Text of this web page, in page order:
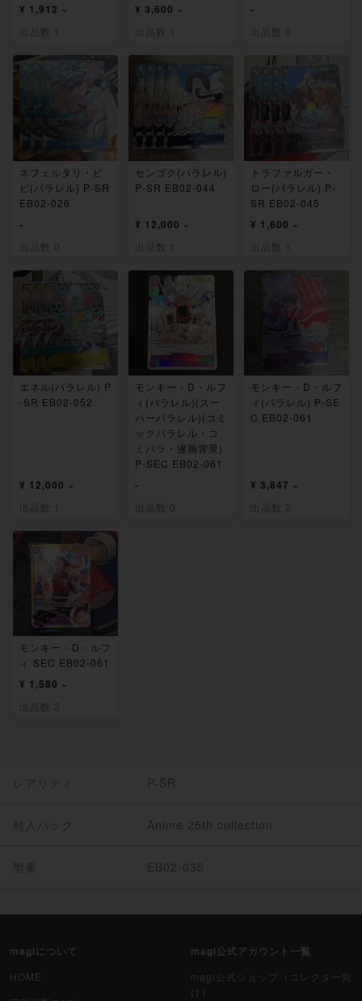
¥ 1,912 ~
出品数 1
¥ 3,600 ~
出品数 1
-
出品数 0
ネフェルタリ・ビ
ビ(パラレル) P-SR
EB02-026
-
出品数 0
センゴク(パラレル)
P-SR EB02-044
¥ 12,000 ~
出品数 1
トラファルガー・
ロー(パラレル) P-
SR EB02-045
¥ 1,600 ~
出品数 1
エネル(パラレル) P
-SR EB02-052
¥ 12,000 ~
出品数 1
モンキー・D・ルフ
ィ(パラレル)(スー
パーパラレル)(コミ
ックパラレル・コ
ミパラ・漫画背景)
P-SEC EB02-061
-
出品数 0
モンキー・D・ルフ
ィ(パラレル) P-SE
C EB02-061
¥ 3,847 ~
出品数 2
モンキー・D・ルフ
ィ SEC EB02-061
¥ 1,580 ~
出品数 2
レアリティ P-SR
封入パック Anime 25th collection
型番 EB02-035
magiについて
HOME
magi公式アカウント一覧
magi公式ショップ（コレクター向
け）